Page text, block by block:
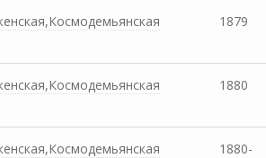
1879
1880
1880-